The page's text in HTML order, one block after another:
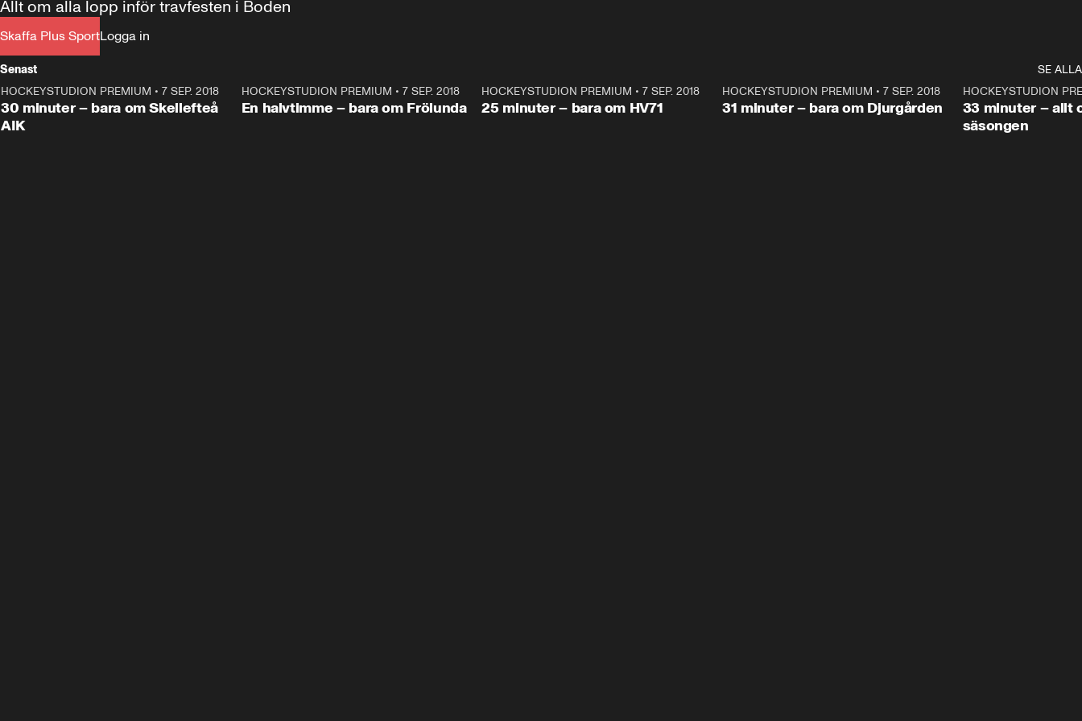
Skaffa Plus SportLogga in
Allt om alla lopp inför travfesten i Boden
Senast
SE ALLA
Plus
30:55
HOCKEYSTUDION PREMIUM • 7 SEP. 2018
30 minuter – bara om Skellefteå
AIK
Plus 29:26
HOCKEYSTUDION PREMIUM • 7 SEP. 2018
En halvtimme – bara om Frölunda
Plus 24:41
HOCKEYSTUDION PREMIUM •7 SEP. 2018
25 minuter – bara om HV71
Plus 31:25
HOCKEYSTUDION PREMIUM • 7 SEP. 2018
31 minuter – bara om Djurgården
Plus
HOCKEYSTUDION
33 minuter – allt
säsongen